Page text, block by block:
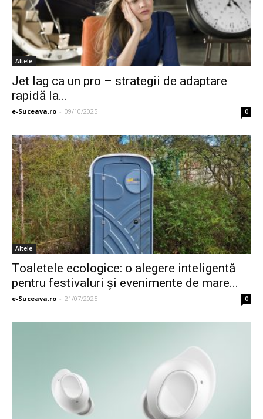
Altele
Jet lag ca un pro – strategii de adaptare
rapidă la...
e-Suceava.ro - 09/10/2025 0
Altele
Toaletele ecologice: o alegere inteligentă
pentru festivaluri și evenimente de mare...
e-Suceava.ro - 21/07/2025 0